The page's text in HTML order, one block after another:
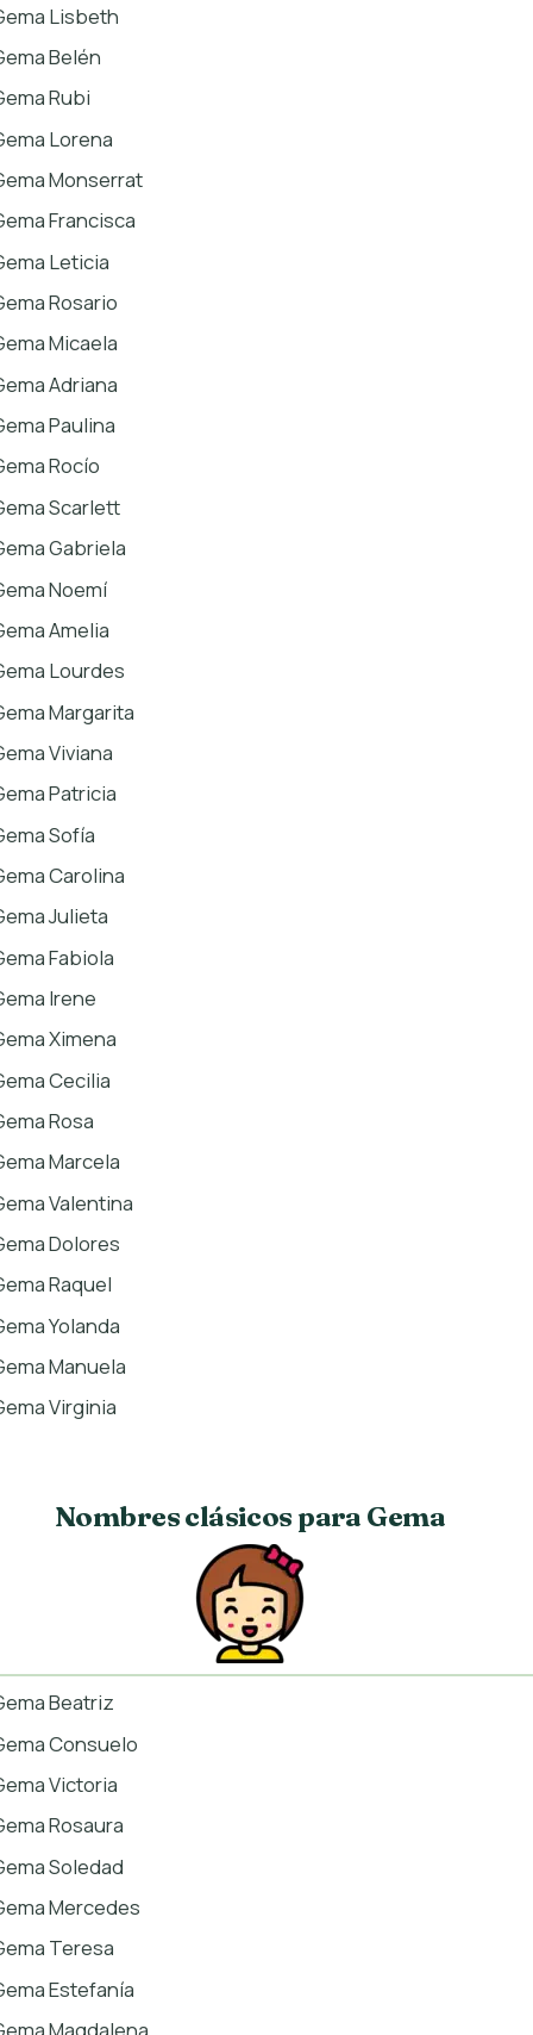
Lisbeth
Belén
Rubi
Lorena
Monserrat
Francisca
Leticia
Rosario
Micaela
Adriana
Paulina
Rocío
Scarlett
Gabriela
Noemí
Amelia
Lourdes
Margarita
Viviana
Patricia
Sofía
Carolina
Julieta
Fabiola
Irene
Ximena
Cecilia
Rosa
Marcela
Valentina
Dolores
Raquel
Yolanda
Manuela
Virginia
Nombres clásicos para Gema
Beatriz
Consuelo
Victoria
Rosaura
Soledad
Mercedes
Teresa
Estefanía